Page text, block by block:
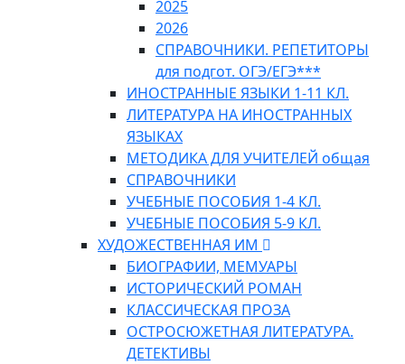
2025
2026
СПРАВОЧНИКИ. РЕПЕТИТОРЫ
для подгот. ОГЭ/ЕГЭ***
ИНОСТРАННЫЕ ЯЗЫКИ 1-11 КЛ.
ЛИТЕРАТУРА НА ИНОСТРАННЫХ
ЯЗЫКАХ
МЕТОДИКА ДЛЯ УЧИТЕЛЕЙ общая
СПРАВОЧНИКИ
УЧЕБНЫЕ ПОСОБИЯ 1-4 КЛ.
УЧЕБНЫЕ ПОСОБИЯ 5-9 КЛ.
ХУДОЖЕСТВЕННАЯ ИМ
БИОГРАФИИ, МЕМУАРЫ
ИСТОРИЧЕСКИЙ РОМАН
КЛАССИЧЕСКАЯ ПРОЗА
ОСТРОСЮЖЕТНАЯ ЛИТЕРАТУРА.
ДЕТЕКТИВЫ